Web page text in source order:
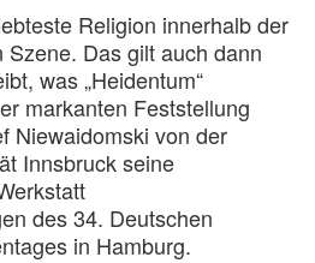
Religion innerhalb der
Das gilt auch dann
was „Heidentum“
markanten Feststellung
Niewaidomski von der
Innsbruck seine
des 34. Deutschen
in Hamburg.